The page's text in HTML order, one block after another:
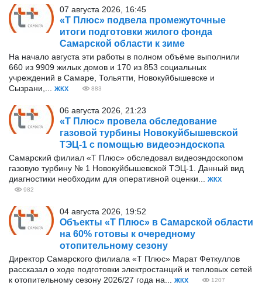
07 августа 2026, 16:45
«Т Плюс» подвела промежуточные
итоги подготовки жилого фонда
Самарской области к зиме
На начало августа эти работы в полном объёме выполнили
660 из 9909 жилых домов и 170 из 853 социальных
учреждений в Самаре, Тольятти, Новокуйбышевске и
Сызрани,...
ЖКХ 883
06 августа 2026, 21:23
«Т Плюс» провела обследование
газовой турбины Новокуйбышевской
ТЭЦ-1 с помощью видеоэндоскопа
Самарский филиал «Т Плюс» обследовал видеоэндоскопом
газовую турбину № 1 Новокуйбышевской ТЭЦ-1. Данный вид
диагностики необходим для оперативной оценки...
ЖКХ
982
04 августа 2026, 19:52
Объекты «Т Плюс» в Самарской области
на 60% готовы к очередному
отопительному сезону
Директор Самарского филиала «Т Плюс» Марат Феткуллов
рассказал о ходе подготовки электростанций и тепловых сетей
к отопительному сезону 2026/27 года на...
ЖКХ 1207